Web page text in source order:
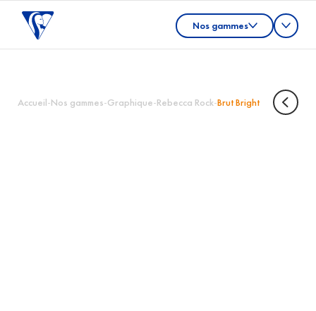
Nos gammes
Accueil-Nos gammes-Graphique-Rebecca Rock-Brut Bright